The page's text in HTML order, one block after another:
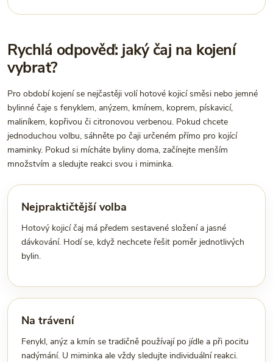
Rychlá odpověď: jaký čaj na kojení
vybrat?
Pro období kojení se nejčastěji volí hotové kojicí směsi nebo jemné
bylinné čaje s fenyklem, anýzem, kmínem, koprem, pískavicí,
maliníkem, kopřivou či citronovou verbenou. Pokud chcete
jednoduchou volbu, sáhněte po čaji určeném přímo pro kojící
maminky. Pokud si mícháte byliny doma, začínejte menším
množstvím a sledujte reakci svou i miminka.
Nejpraktičtější volba
Hotový kojicí čaj má předem sestavené složení a jasné
dávkování. Hodí se, když nechcete řešit poměr jednotlivých
bylin.
Na trávení
Fenykl, anýz a kmín se tradičně používají po jídle a při pocitu
nadýmání. U miminka ale vždy sledujte individuální reakci.